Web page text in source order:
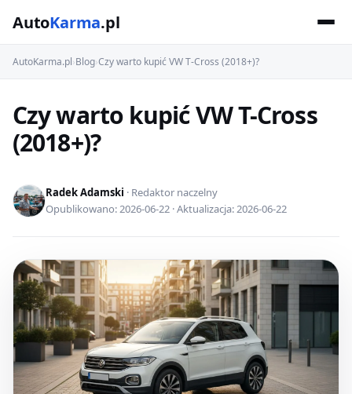
AutoKarma.pl
AutoKarma.pl›Blog›Czy warto kupić VW T-Cross (2018+)?
Czy warto kupić VW T-Cross
(2018+)?
Radek Adamski · Redaktor naczelny
Opublikowano: 2026-06-22 · Aktualizacja: 2026-06-22